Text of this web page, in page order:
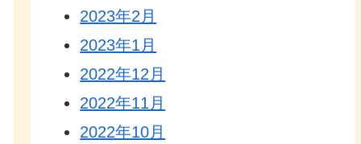
2023年2月
2023年1月
2022年12月
2022年11月
2022年10月